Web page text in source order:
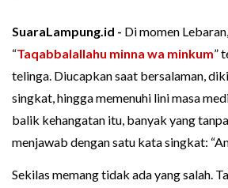
SuaraLampung.id - Di momen
“Taqabbalallahu minna wa minkum”
telinga. Diucapkan saat bersalaman,
singkat, hingga memenuhi lini masa
balik kehangatan itu, banyak yang
menjawab dengan satu kata singkat:
Sekilas memang tidak ada yang salah.